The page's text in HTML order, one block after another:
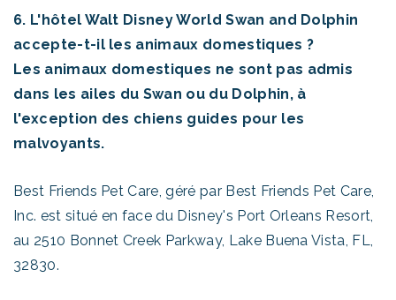
6. L'hôtel Walt Disney World Swan and Dolphin
accepte-t-il les animaux domestiques ?
Les animaux domestiques ne sont pas admis
dans les ailes du Swan ou du Dolphin, à
l'exception des chiens guides pour les
malvoyants.
Best Friends Pet Care, géré par Best Friends Pet Care,
Inc. est situé en face du Disney's Port Orleans Resort,
au 2510 Bonnet Creek Parkway, Lake Buena Vista, FL,
32830.